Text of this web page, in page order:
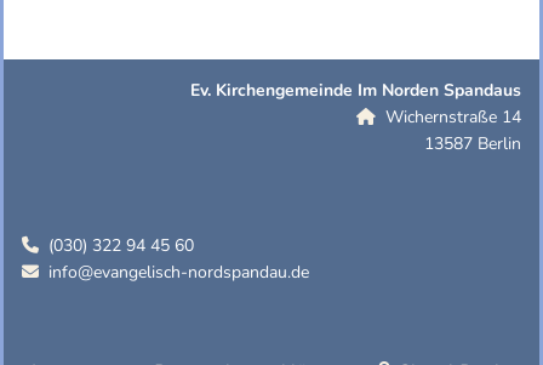
Ev. Kirchengemeinde Im Norden Spandaus
 Wichernstraße 14
13587 Berlin
 (030) 322 94 45 60
 info@evangelisch-nordspandau.de